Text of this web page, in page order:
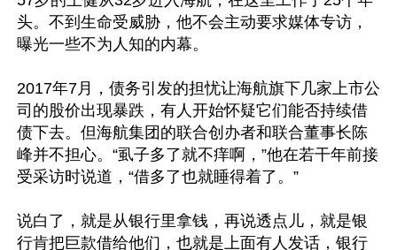
头。不到生命受威胁，他不会主动要求媒体专访，
曝光一些不为人知的内幕。
2017年7月，债务引发的担忧让海航旗下几家上市公
司的股价出现暴跌，有人开始怀疑它们能否持续借
债下去。但海航集团的联合创办者和联合董事长陈
峰并不担心。“虱子多了就不痒啊，”他在若干年前接
受采访时说道，“借多了也就睡得着了。”
说白了，就是从银行里拿钱，再说透点儿，就是银
行肯把巨款借给他们，也就是上面有人发话，银行